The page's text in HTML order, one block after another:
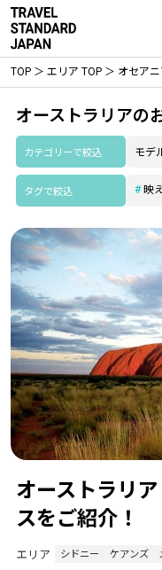
TOP エリア TOP オセアニ
オーストラリアの
カテゴリーで絞込 モデ
タグで絞込 映
オーストラリ
スをご紹介！
エリア シドニー ケアンズ